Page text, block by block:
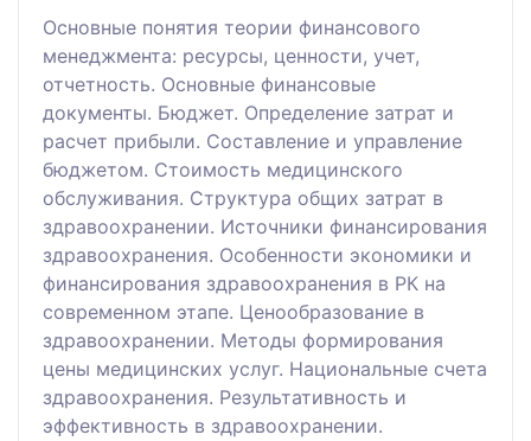
Основные понятия теории финансового
менеджмента: ресурсы, ценности, учет,
отчетность. Основные финансовые
документы. Бюджет. Определение затрат и
расчет прибыли. Составление и управление
бюджетом. Стоимость медицинского
обслуживания. Структура общих затрат в
здравоохранении. Источники финансирования
здравоохранения. Особенности экономики и
финансирования здравоохранения в РК на
современном этапе. Ценообразование в
здравоохранении. Методы формирования
цены медицинских услуг. Национальные счета
здравоохранения. Результативность и
эффективность в здравоохранении.